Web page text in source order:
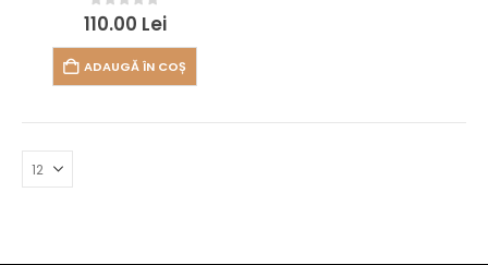
0out of 5
110.00 Lei
ADAUGĂ ÎN COȘ